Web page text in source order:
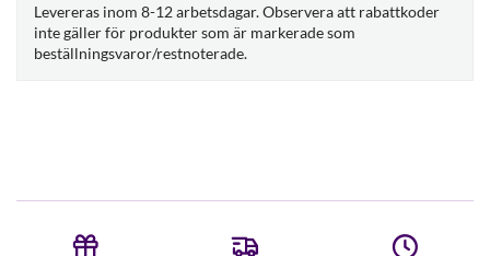
Levereras inom 8-12 arbetsdagar. Observera att rabattkoder
inte gäller för produkter som är markerade som
beställningsvaror/restnoterade.